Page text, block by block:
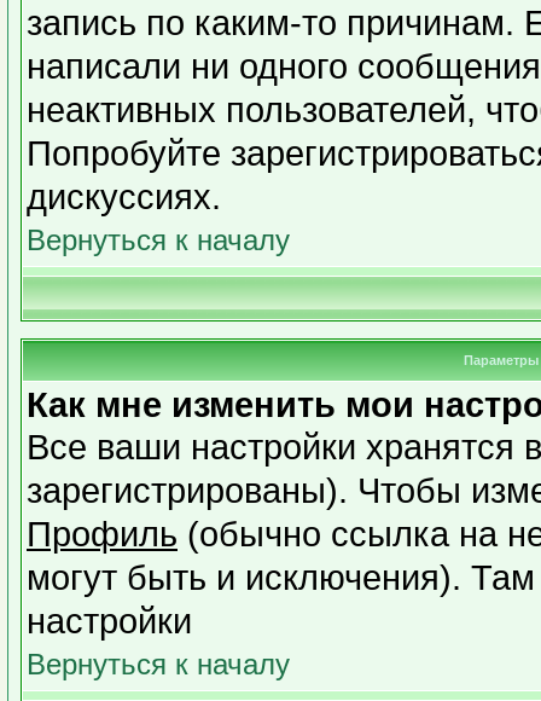
запись по каким-то причинам.
написали ни одного
неактивных пользователей,
Попробуйте
дискуссиях.
Вернуться к началу
Параметры
Как мне изменить мои
Все ваши настройки хранятся
зарегистрированы). Чтобы
Профиль (обычно ссылка на
могут быть и исключения).
настройки
Вернуться к началу